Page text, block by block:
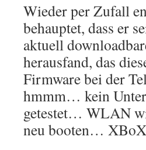
Wieder per Zufall
behauptet, dass er
aktuell
herausfand, das
Firmware bei der
hmmm… kein
getestet… WLAN
neu booten…